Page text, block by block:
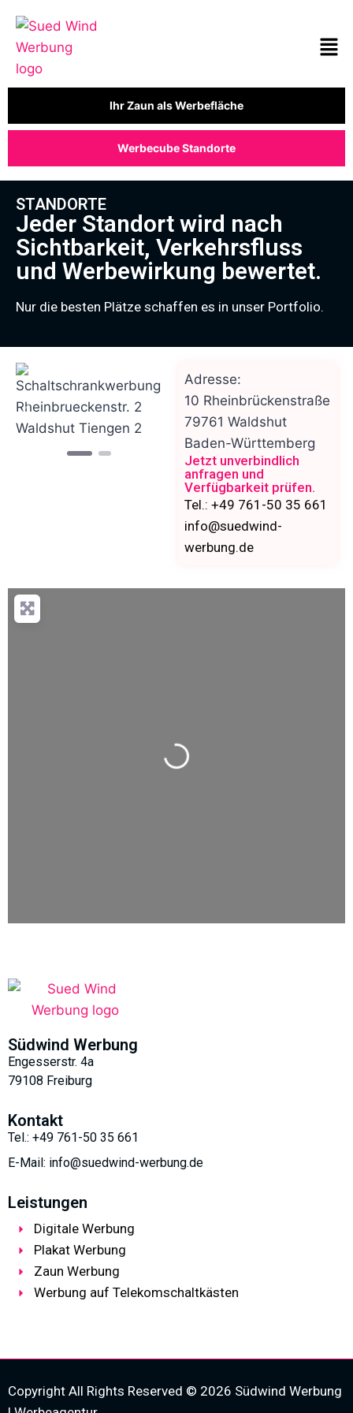
Ihr Zaun als Werbefläche
Werbecube Standorte
STANDORTE
Jeder Standort wird nach
Sichtbarkeit, Verkehrsfluss
und Werbewirkung bewertet.
Nur die besten Plätze schaffen es in unser Portfolio.
Vorheriges Nächstes
Adresse:
10 Rheinbrückenstraße
79761 Waldshut
Baden-Württemberg
Jetzt unverbindlich
anfragen und
Verfügbarkeit prüfen.
Tel.: +49 761-50 35 661
info@suedwind-
werbung.de
Südwind Werbung
Engesserstr. 4a
79108 Freiburg
Kontakt
Tel.: +49 761-50 35 661
E-Mail: info@suedwind-werbung.de
Leistungen
Digitale Werbung
Plakat Werbung
Zaun Werbung
Werbung auf Telekomschaltkästen
Copyright All Rights Reserved © 2026 Südwind Werbung